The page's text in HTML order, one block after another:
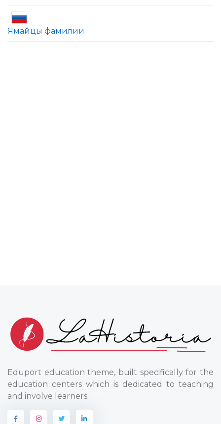
Ямайцы фамилии
Eduport education theme, built specifically for the
education centers which is dedicated to teaching
and involve learners.